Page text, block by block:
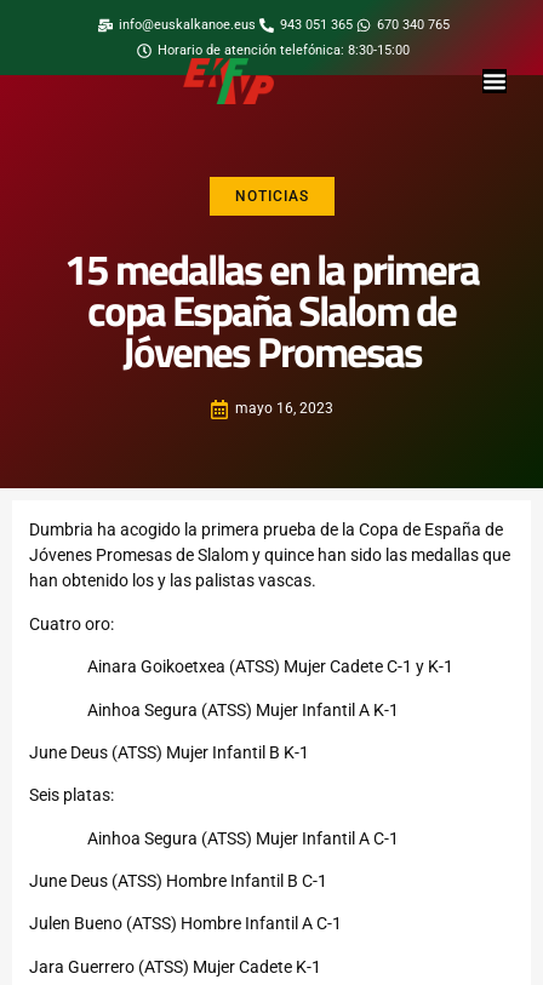
info@euskalkanoe.eus 943 051 365
670 340 765
Horario de atención telefónica: 8:30-15:00
NOTICIAS
15 medallas en la primera
copa España Slalom de
Jóvenes Promesas
mayo 16, 2023
Dumbria ha acogido la primera prueba de la Copa de España de
Jóvenes Promesas de Slalom y quince han sido las medallas que
han obtenido los y las palistas vascas.
Cuatro oro:
Ainara Goikoetxea (ATSS) Mujer Cadete C-1 y K-1
Ainhoa Segura (ATSS) Mujer Infantil A K-1
June Deus (ATSS) Mujer Infantil B K-1
Seis platas:
Ainhoa Segura (ATSS) Mujer Infantil A C-1
June Deus (ATSS) Hombre Infantil B C-1
Julen Bueno (ATSS) Hombre Infantil A C-1
Jara Guerrero (ATSS) Mujer Cadete K-1